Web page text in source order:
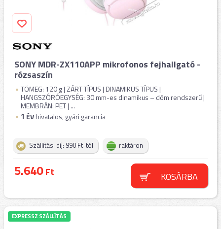
SONY MDR-ZX110APP mikrofonos fejhallgató -
rózsaszín
TÖMEG: 120 g | ZÁRT TÍPUS | DINAMIKUS TÍPUS |
HANGSZÓRÓEGYSÉG: 30 mm-es dinamikus – dóm rendszerű |
MEMBRÁN: PET | ...
1 ÉVhivatalos, gyári garancia
Szállítási díj: 990 Ft-tól raktáron
5.640Ft KOSÁRBA
EXPRESSZ SZÁLLÍTÁS